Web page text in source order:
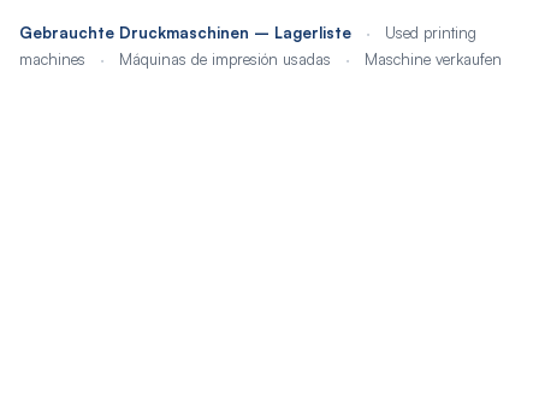
Gebrauchte Druckmaschinen – Lagerliste ·
Used printing
machines
· Máquinas de impresión usadas · Maschine verkaufen